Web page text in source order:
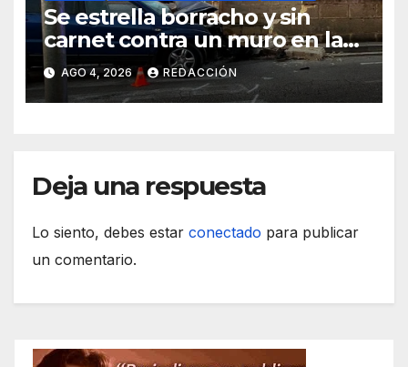
Se estrella borracho y sin
carnet contra un muro en la
ronda del Port de Manacor y
lo destroza
AGO 4, 2026 REDACCIÓN
Deja una respuesta
Lo siento, debes estar conectado para publicar
un comentario.